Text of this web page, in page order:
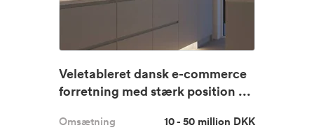
Veletableret dansk e-commerce
forretning med stærk position ...
Omsætning
10 - 50 million DKK